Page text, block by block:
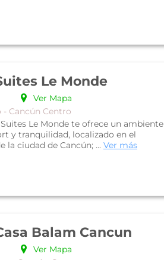
Le Monde
Ver Mapa
Cancún Centro
Le Monde te ofrece un ambiente
y tranquilidad, localizado en el
la ciudad de Cancún; ... Ver más
Balam Cancun
Ver Mapa